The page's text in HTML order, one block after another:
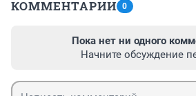
КОММЕНТАРИИ 0
Пока нет ни одного
Начните обсуждение